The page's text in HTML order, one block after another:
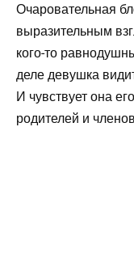
Очаровательная
выразительным
кого-то
деле девушка
И чувствует она
родителей и